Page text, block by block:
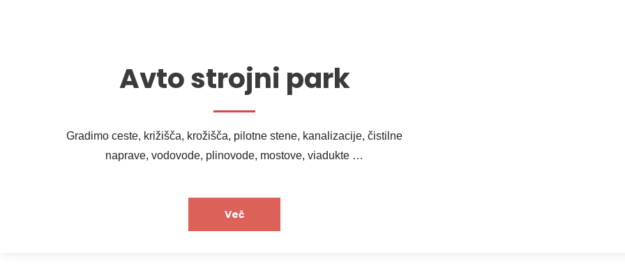
Avto strojni park
Gradimo ceste, križišča, krožišča, pilotne stene, kanalizacije, čistilne
naprave, vodovode, plinovode, mostove, viadukte …
Več